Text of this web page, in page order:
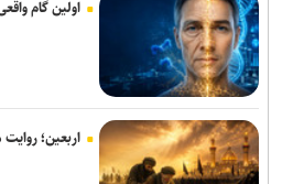
دریافت کنند
عرضه شد
اولین گام
اربعین؛